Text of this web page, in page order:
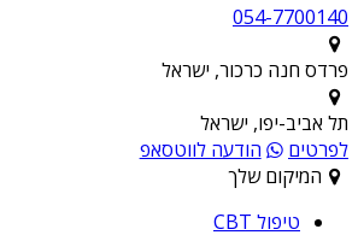
054-7700140
פרדס חנה כרכור, ישראל
תל אביב-יפו, ישראל
לפרטים
הודעה לווטסאפ
המיקום שלך
טיפול CBT